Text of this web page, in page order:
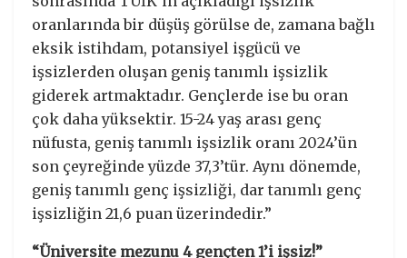
oranlarında bir düşüş görülse de, zamana bağlı
eksik istihdam, potansiyel işgücü ve
işsizlerden oluşan geniş tanımlı işsizlik
giderek artmaktadır. Gençlerde ise bu oran
çok daha yüksektir. 15-24 yaş arası genç
nüfusta, geniş tanımlı işsizlik oranı 2024’ün
son çeyreğinde yüzde 37,3’tür. Aynı dönemde,
geniş tanımlı genç işsizliği, dar tanımlı genç
işsizliğin 21,6 puan üzerindedir.”
“Üniversite mezunu 4 gençten 1’i işsiz!”